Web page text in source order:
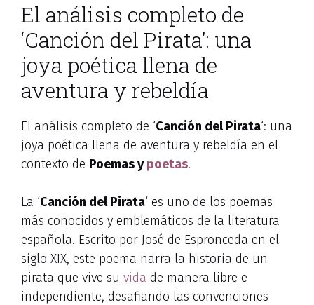
El análisis completo de
‘Canción del Pirata’: una
joya poética llena de
aventura y rebeldía
El análisis completo de ‘Canción del Pirata‘: una
joya poética llena de aventura y rebeldía en el
contexto de Poemas ypoetas.
La ‘Canción del Pirata‘ es uno de los poemas
más conocidos y emblemáticos de la literatura
española. Escrito por José de Espronceda en el
siglo XIX, este poema narra la historia de un
pirata que vive su vida de manera libre e
independiente, desafiando las convenciones